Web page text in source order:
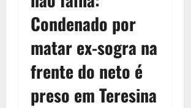
Condenado por
matar ex-sogra na
frente do neto é
preso em Teresina